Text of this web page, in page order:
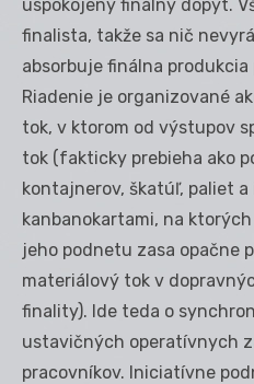
uspokojený finálny dopyt.
finalista, takže sa nič
absorbuje finálna
Riadenie je organizované
tok, v ktorom od výstupov
tok (fakticky prebieha ako
kontajnerov, škatúľ, paliet
kanbanokartami, na
jeho podnetu zasa opačne
materiálový tok v
finality). Ide teda o
ustavičných operatívnych
pracovníkov. Iniciatívne